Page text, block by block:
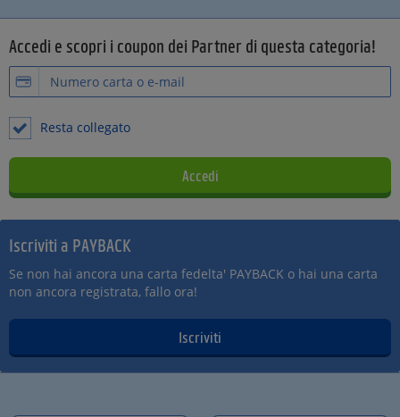
Accedi e scopri i coupon dei Partner di questa categoria!
Resta collegato
Iscriviti a PAYBACK
Se non hai ancora una carta fedelta' PAYBACK o hai una carta
non ancora registrata, fallo ora!
Iscriviti